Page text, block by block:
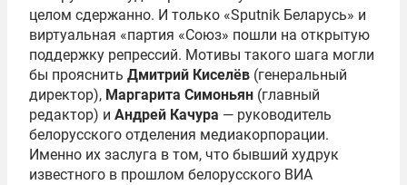
целом сдержанно. И только «Sputnik Беларусь» и
виртуальная «партия «Союз» пошли на открытую
поддержку репрессий. Мотивы такого шага могли
бы прояснить Дмитрий Киселёв (генеральный
директор), Маргарита Симоньян (главный
редактор) и Андрей Качура — руководитель
белорусского отделения медиакорпорации.
Именно их заслуга в том, что бывший худрук
известного в прошлом белорусского ВИА